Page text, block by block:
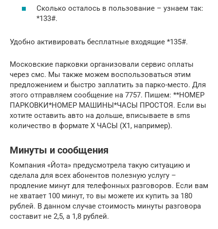
Сколько осталось в пользование – узнаем так:
*133#.
Удобно активировать бесплатные входящие *135#.
Московские парковки организовали сервис оплаты
через смс. Мы также можем воспользоваться этим
предложением и быстро заплатить за парко-место. Для
этого отправляем сообщение на 7757. Пишем: **НОМЕР
ПАРКОВКИ*НОМЕР МАШИНЫ*ЧАСЫ ПРОСТОЯ. Если вы
хотите оставить авто на дольше, вписываете в sms
количество в формате Х ЧАСЫ (Х1, например).
Минуты и сообщения
Компания «Йота» предусмотрела такую ситуацию и
сделала для всех абонентов полезную услугу –
продление минут для телефонных разговоров. Если вам
не хватает 100 минут, то вы можете их купить за 180
рублей. В данном случае стоимость минуты разговора
составит не 2,5, а 1,8 рублей.